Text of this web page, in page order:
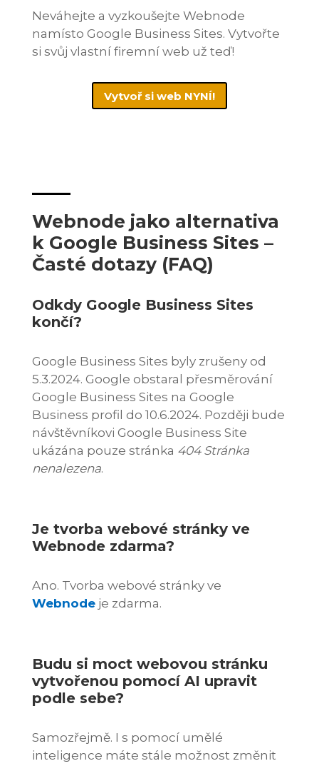
Neváhejte a vyzkoušejte Webnode
namísto Google Business Sites. Vytvořte
si svůj vlastní firemní web už teď!
Vytvoř si web NYNÍ!
Webnode jako alternativa
k Google Business Sites –
Časté dotazy (FAQ)
Odkdy Google Business Sites
končí?
Google Business Sites byly zrušeny od
5.3.2024. Google obstaral přesměrování
Google Business Sites na Google
Business profil do 10.6.2024. Později bude
návštěvníkovi Google Business Site
ukázána pouze stránka 404 Stránka
nenalezena.
Je tvorba webové stránky ve
Webnode zdarma?
Ano. Tvorba webové stránky ve
Webnodeje zdarma.
Budu si moct webovou stránku
vytvořenou pomocí AI upravit
podle sebe?
Samozřejmě. I s pomocí umělé
inteligence máte stále možnost změnit